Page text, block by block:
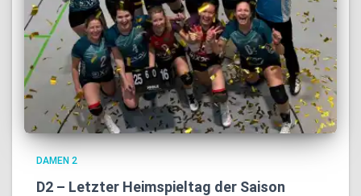
DAMEN 2
D2 – Letzter Heimspieltag der Saison